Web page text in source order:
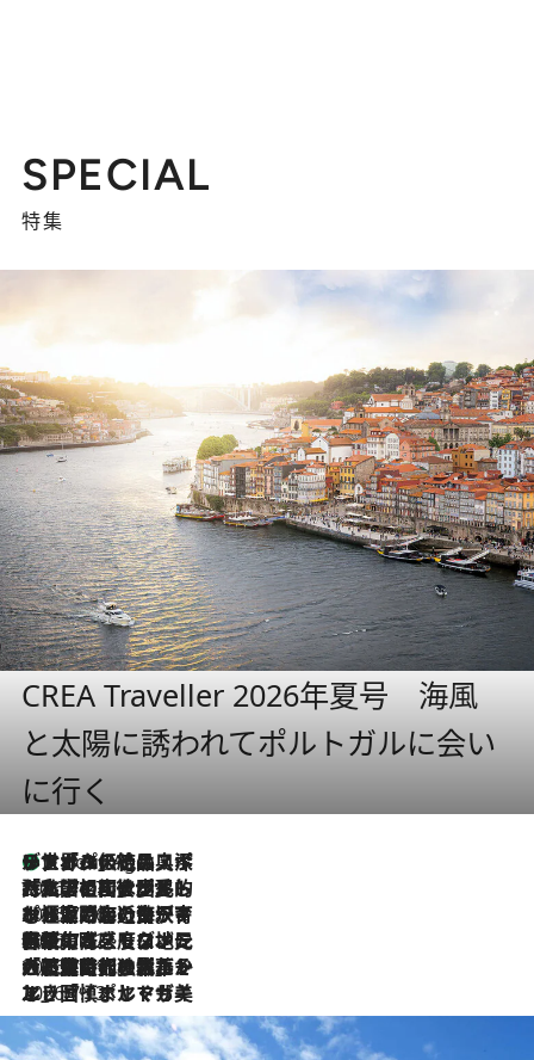
SPECIAL
特集
CREA Traveller 2026年夏号 海風
と太陽に誘われてポルトガルに会い
に行く
1 Hour Ago
リスボンの絶品スイーツ「パステル・デ・ナタ」とは？ポルトガル伝統の奥深い世界へ
2026.7.27
「私の祖国はポルトガル語です」国民的詩人フェルナンド・ペソアと、彼が愛した文学の街を歩く
2026.7.26
ポルトガル近海が育む極上の海の幸。キリリと冷えた白ワインと愉しむ、シーフード専門店の贅沢
2026.7.22
伝統の味をモダンに昇華。高感度な地元客が集う、リスボンの最旬ガストロノミー
2026.7.21
大航海時代の栄華から、震災、独裁、そして革命へ。ポルトガル・首都リスボンの石畳に刻まれた「歴史の光と影」
2026.7.13
エッセイ・ヤマザキマリ「慎ましくも美しき国 ポルトガル」